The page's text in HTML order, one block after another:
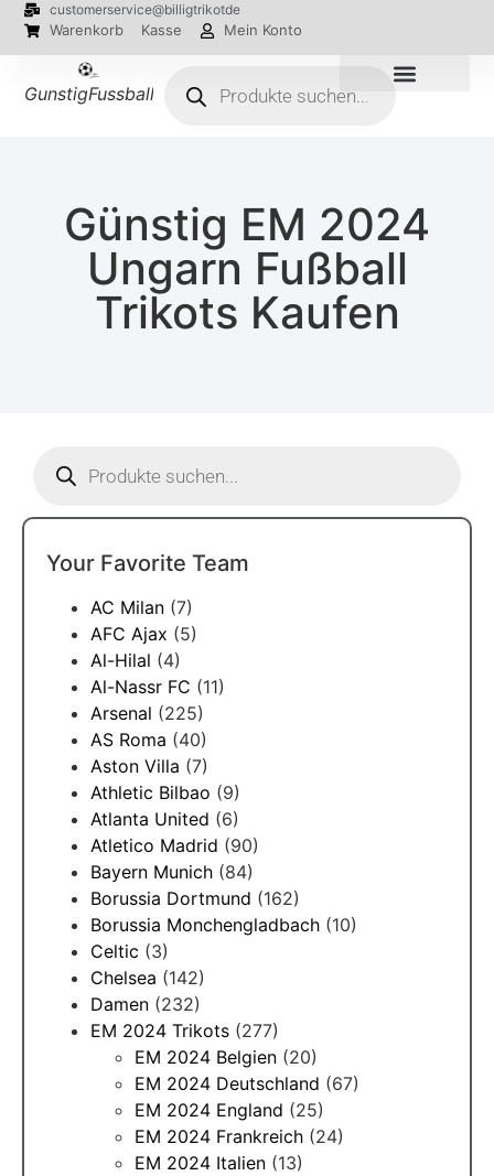
customerservice@billigtrikotde
Warenkorb Kasse Mein Konto
GunstigFussballTrikot
Günstig EM 2024
Ungarn Fußball
Trikots Kaufen
Your Favorite Team
AC Milan (7)
AFC Ajax (5)
Al-Hilal (4)
Al-Nassr FC (11)
Arsenal (225)
AS Roma (40)
Aston Villa (7)
Athletic Bilbao (9)
Atlanta United (6)
Atletico Madrid (90)
Bayern Munich (84)
Borussia Dortmund (162)
Borussia Monchengladbach (10)
Celtic (3)
Chelsea (142)
Damen (232)
EM 2024 Trikots (277)
EM 2024 Belgien (20)
EM 2024 Deutschland (67)
EM 2024 England (25)
EM 2024 Frankreich (24)
EM 2024 Italien (13)